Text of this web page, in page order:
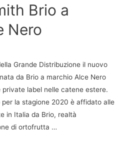
Brio a
Nero
Grande Distribuzione il nuovo
da Brio a marchio Alce Nero
private label nelle catene estere.
per la stagione 2020 è affidato alle
in Italia da Brio, realtà
di ortofrutta …